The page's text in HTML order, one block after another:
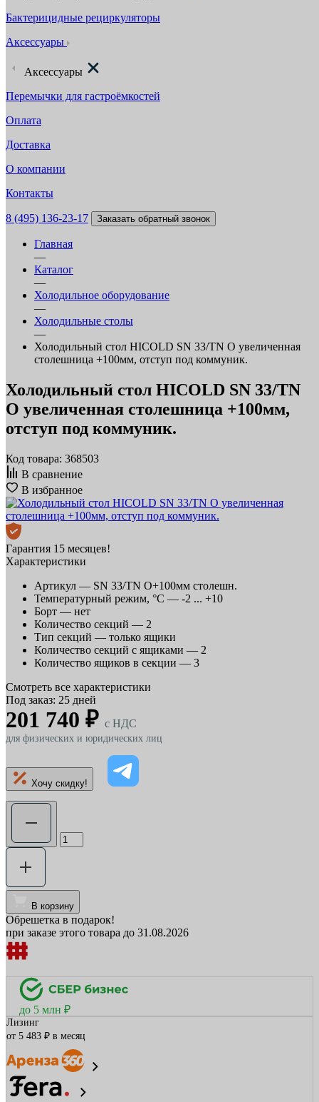
Бактерицидные рециркуляторы
Аксессуары
Аксессуары
Перемычки для гастроёмкостей
Оплата
Доставка
О компании
Контакты
8 (495) 136-23-17 Заказать обратный звонок
Главная
—
Каталог
—
Холодильное оборудование
—
Холодильные столы
—
Холодильный стол HICOLD SN 33/TN O увеличенная
столешница +100мм, отступ под коммуник.
Холодильный стол HICOLD SN 33/TN
O увеличенная столешница +100мм,
отступ под коммуник.
Код товара: 368503
В сравнение
В избранное
Гарантия 15 месяцев!
Характеристики
Артикул — SN 33/TN О+100мм столешн.
Температурный режим, °C — -2 ... +10
Борт — нет
Количество секций — 2
Тип секций — только ящики
Количество секций с ящиками — 2
Количество ящиков в секции — 3
Смотреть все характеристики
Под заказ: 25 дней
201 740 ₽ c НДС
для физических и юридических лиц
Хочу скидку!
В корзину
Обрешетка в подарок!
при заказе этого товара до 31.08.2026
до 5 млн ₽
Лизинг
от 5 483 ₽ в месяц